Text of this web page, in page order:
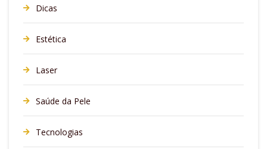
Dicas
Estética
Laser
Saúde da Pele
Tecnologias